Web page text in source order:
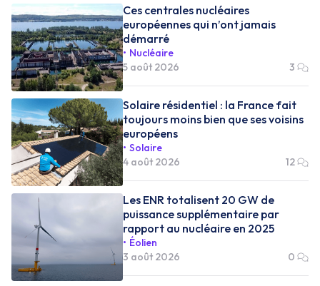
Ces centrales nucléaires
européennes qui n’ont jamais
démarré
Nucléaire
5 août 2026
3
Solaire résidentiel : la France fait
toujours moins bien que ses voisins
européens
Solaire
4 août 2026
12
Les ENR totalisent 20 GW de
puissance supplémentaire par
rapport au nucléaire en 2025
Éolien
3 août 2026
0